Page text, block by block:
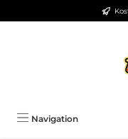
Zum Hauptinhalt springen
Navigation